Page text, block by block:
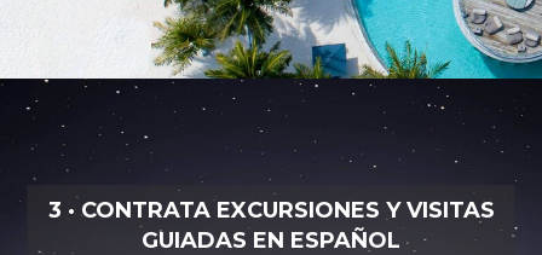
3 · CONTRATA EXCURSIONES Y VISITAS
GUIADAS EN ESPAÑOL